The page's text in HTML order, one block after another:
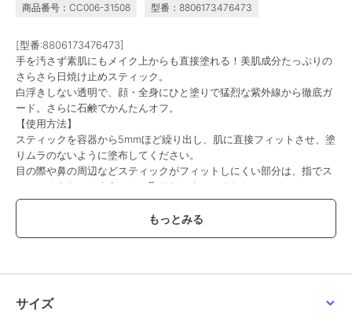
商品番号：CC006-31508 型番：8806173476473
[型番:8806173476473]
手を汚さず素肌にもメイク上からも直接塗れる！美肌成分たっぷりの
さらさら日焼け止めスティック。
白浮きしない透明で、顔・全身にひと塗りで猛烈な紫外線から徹底ガ
ード。さらに石鹸でかんたんオフ。
【使用方法】
スティックを容器から5mmほど繰り出し、肌に直接フィットさせ、塗
りムラのないように塗布してください。
目の際や鼻の周辺などスティックがフィットしにくい部分は、指でス
ティックをなでるようにして取りなじませてください。
効果的にご使用いただくために、こまめに塗り直し、汗をかいた肌は
汗をふき取ってからご使用ください。
【全成分】
シケイヒ酸エチルヘキシル、エチルヘキサン酸セチル、炭酸ジカプリ
リル、サリチル酸エチルヘキシル、ジエチルアミノヒドロキシベンゾ
サイズ